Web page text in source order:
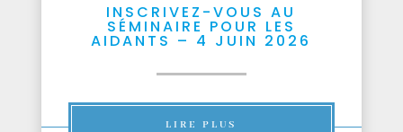
INSCRIVEZ-VOUS AU
SÉMINAIRE POUR LES
AIDANTS – 4 JUIN 2026
LIRE PLUS